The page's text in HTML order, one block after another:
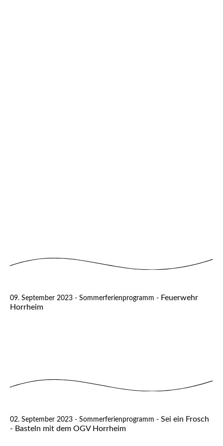
09. September 2023 - Sommerferienprogramm - Feuerwehr
Horrheim
02. September 2023 - Sommerferienprogramm - Sei ein Frosch
- Basteln mit dem OGV Horrheim